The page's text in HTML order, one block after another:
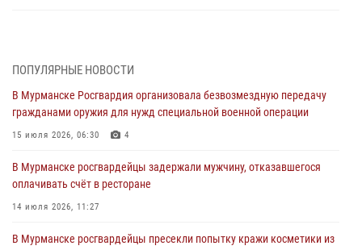
03 августа 2026, 12:23 4
Сотрудники вневедомственной охраны Росгвардии пресекли
хулиганские действия дебошира на автозаправочной станции
города Кандалакши
Сотрудники Росгвардии провели инструктаж по
антитеррористической защищенности для членов избирательных
31 июля 2026, 08:48 3
ПОПУЛЯРНЫЕ НОВОСТИ
В Мурманске Росгвардия организовала безвозмездную передачу
гражданами оружия для нужд специальной военной операции
15 июля 2026, 06:30 4
В Мурманске росгвардейцы задержали мужчину, отказавшегося
оплачивать счёт в ресторане
14 июля 2026, 11:27
В Мурманске росгвардейцы пресекли попытку кражи косметики из